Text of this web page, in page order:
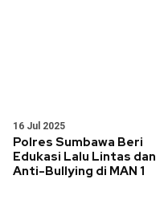
16 Jul 2025
Polres Sumbawa Beri
Edukasi Lalu Lintas dan
Anti-Bullying di MAN 1